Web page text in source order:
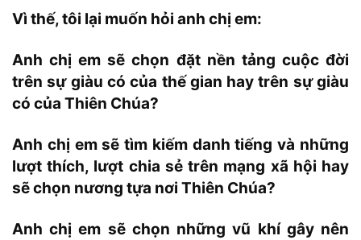
Vì thế, tôi lại muốn hỏi anh chị em:
Anh chị em sẽ chọn đặt nền tảng cuộc đời
trên sự giàu có của thế gian hay trên sự giàu
có của Thiên Chúa?
Anh chị em sẽ tìm kiếm danh tiếng và những
lượt thích, lượt chia sẻ trên mạng xã hội hay
sẽ chọn nương tựa nơi Thiên Chúa?
Anh chị em sẽ chọn những vũ khí gây nên